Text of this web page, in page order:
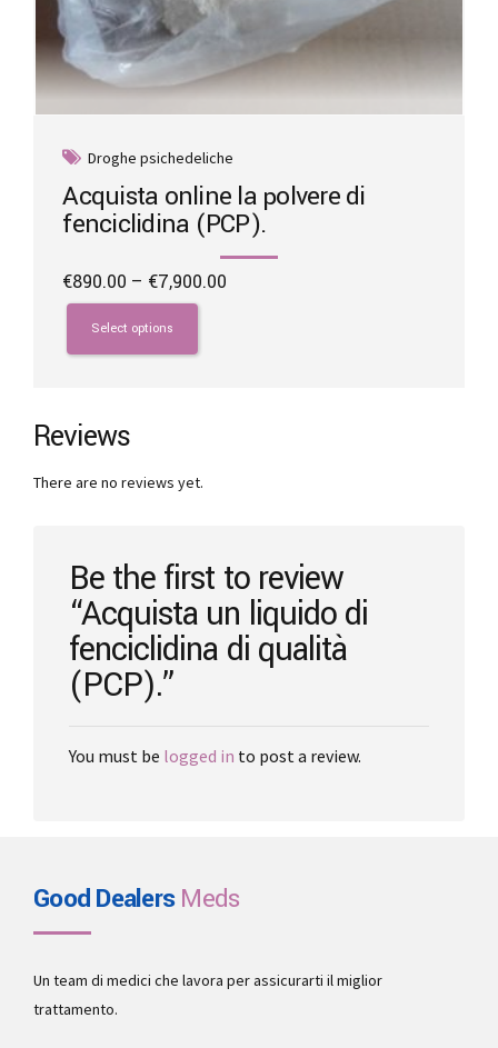
Droghe psichedeliche
Acquista online la polvere di
fenciclidina (PCP).
€890.00 – €7,900.00
Select options
This
product
has
The
options
be
the
product
page
Reviews
There are no reviews yet.
Be the first to review
“Acquista un liquido di
fenciclidina di qualità
(PCP).”
You must be logged in to post a review.
Good DealersMeds
Un team di medici che lavora per assicurarti il miglior
trattamento.